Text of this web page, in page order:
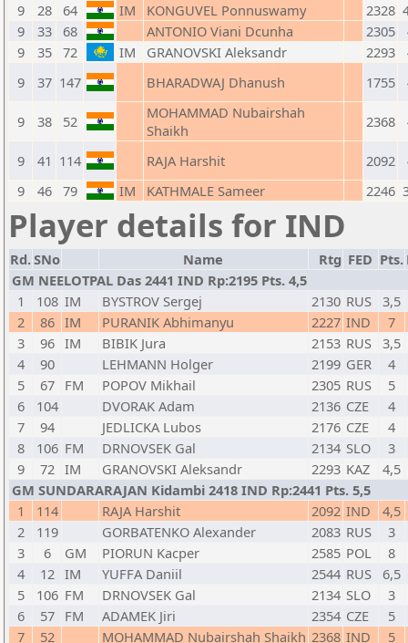
9
28 64 IM KONGUVEL Ponnuswamy 2328
9
33 68 ANTONIO Viani Dcunha 2305
9
35 72 IM GRANOVSKI Aleksandr 2293
9
37 147 BHARADWAJ Dhanush 1755
9 38 52
MOHAMMAD Nubairshah
Shaikh
2368
9 41 114 RAJA Harshit 2092
9
46 79 IM KATHMALE Sameer 2246
Player details for IND
Rd.SNo Name Rtg FED Pts.
GM NEELOTPAL Das 2441 IND Rp:2195 Pts. 4,5
1
108 IM BYSTROV Sergej 2130 RUS
3,5
2
86 IM PURANIK Abhimanyu 2227 IND
7
3
96 IM BIBIK Jura 2153 RUS
3,5
4
90 LEHMANN Holger 2199 GER
4
5
67 FM POPOV Mikhail 2305 RUS
5
6
104 DVORAK Adam 2136 CZE
4
7
94 JEDLICKA Lubos 2176 CZE
4
8
106 FM DRNOVSEK Gal 2134 SLO
3
9
72 IM GRANOVSKI Aleksandr 2293 KAZ
4,5
GM SUNDARARAJAN Kidambi 2418 IND Rp:2441 Pts. 5,5
1
114 RAJA Harshit 2092 IND
4,5
2
119 GORBATENKO Alexander 2083 RUS
3
3
6 GM PIORUN Kacper 2585 POL
8
4
12 IM YUFFA Daniil 2544 RUS
6,5
5
106 FM DRNOVSEK Gal 2134 SLO
3
6
57 FM ADAMEK Jiri 2354 CZE
5
7
52 MOHAMMAD Nubairshah Shaikh 2368 IND
5